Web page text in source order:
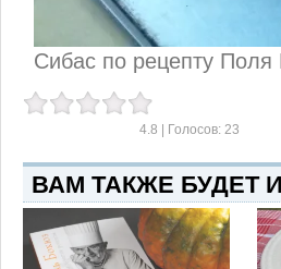
Сибас по рецепту Поля
4.8 | Голосов: 23
ВАМ ТАКЖЕ БУДЕТ